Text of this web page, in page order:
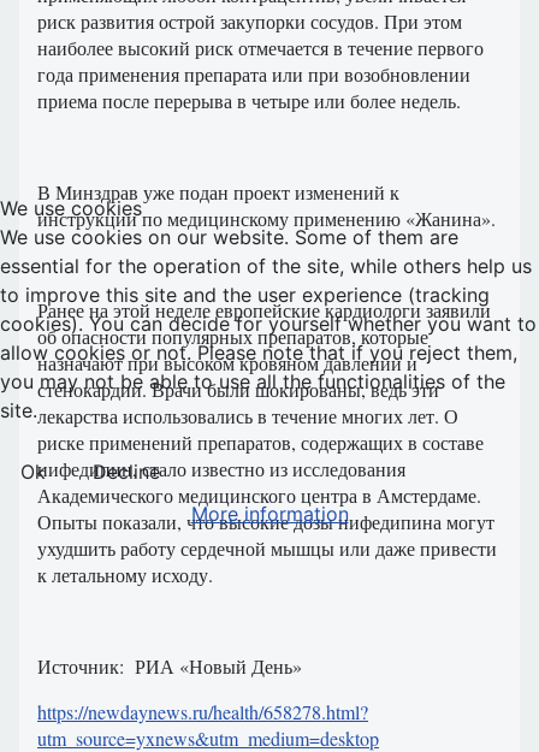
риск развития острой закупорки сосудов. При этом
наиболее высокий риск отмечается в течение первого
года применения препарата или при возобновлении
приема после перерыва в четыре или более недель.
В Минздрав уже подан проект изменений к
инструкции по медицинскому применению «Жанина».
Ранее на этой неделе европейские кардиологи заявили
об опасности популярных препаратов, которые
назначают при высоком кровяном давлении и
стенокардии. Врачи были шокированы, ведь эти
лекарства использовались в течение многих лет. О
риске применений препаратов, содержащих в составе
нифедипин, стало известно из исследования
Академического медицинского центра в Амстердаме.
Опыты показали, что высокие дозы нифедипина могут
ухудшить работу сердечной мышцы или даже привести
к летальному исходу.
Источник: РИА «Новый День»
https://newdaynews.ru/health/658278.html?
utm_source=yxnews&utm_medium=desktop
We use cookies
We use cookies on our website. Some of them are
essential for the operation of the site, while others help us
to improve this site and the user experience (tracking
cookies). You can decide for yourself whether you want to
allow cookies or not. Please note that if you reject them,
you may not be able to use all the functionalities of the
site.
Ok
Decline
More information